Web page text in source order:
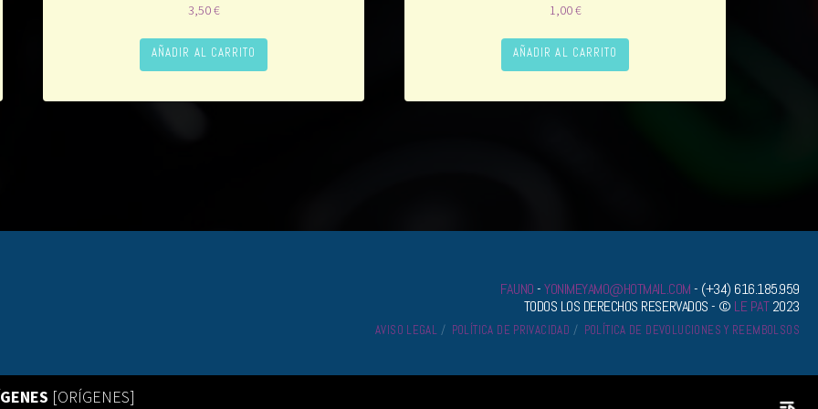
3,50€
AÑADIR AL CARRITO
1,00€
AÑADIR AL CARRITO
FAUNO-YONIMEYAMO@HOTMAIL.COM- (+34) 616.185.959
TODOS LOS DERECHOS RESERVADOS - © LE PAT2023
AVISO LEGAL POLÍTICA DE PRIVACIDAD POLÍTICA DE DEVOLUCIONES Y REEMBOLSOS
[ORÍGENES]